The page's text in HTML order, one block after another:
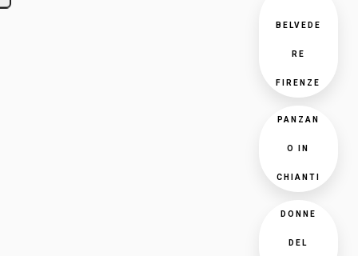
BELVEDE
RE
FIRENZE
PANZAN
O IN
CHIANTI
DONNE
DEL